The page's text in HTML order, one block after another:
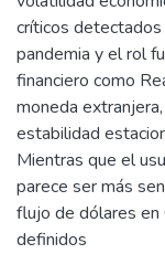
críticos
pandemia y el rol
financiero como
moneda
estabilidad
Mientras que el
parece ser más
flujo de dólares en
definidos